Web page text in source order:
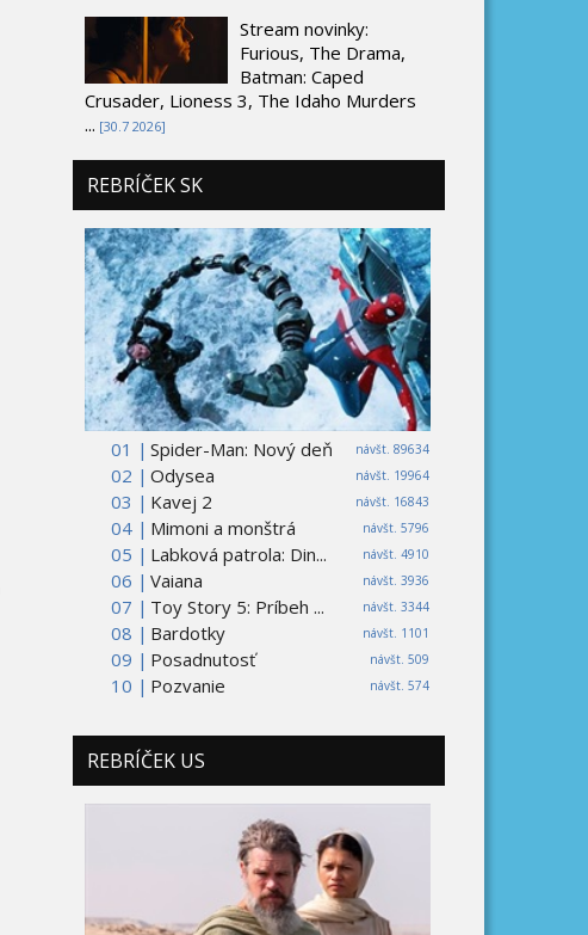
Stream novinky:
Furious, The Drama,
Batman: Caped
Crusader, Lioness 3, The Idaho Murders
... [30.7 2026]
REBRÍČEK SK
01 | návšt. 89634
Spider-Man: Nový deň
02 |
návšt. 19964
Odysea
03 |
návšt. 16843
Kavej 2
04 |
návšt. 5796
Mimoni a monštrá
05 |
návšt. 4910
Labková patrola: Din...
06 |
návšt. 3936
Vaiana
07 |
návšt. 3344
Toy Story 5: Príbeh ...
08 |
návšt. 1101
Bardotky
09 |
návšt. 509
Posadnutosť
10 |
návšt. 574
Pozvanie
REBRÍČEK US